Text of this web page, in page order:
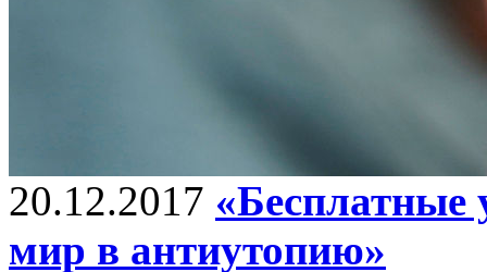
20.12.2017 «Бесплатные
мир в антиутопию»